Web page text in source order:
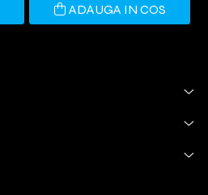
ADAUGA IN COS